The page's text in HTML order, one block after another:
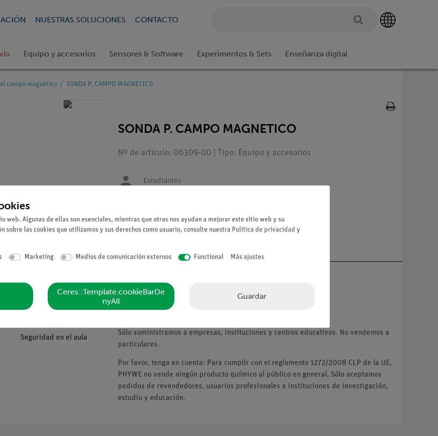
NUESTRAS SOLUCIONES CONTACTO
Equipo y accesorios Sensores & Software Experimentos & Sets Enseñanza digital
campo magnético SONDA P. CAMPO MAGNETICO
SONDA P. CAMPO MAGNETICO
Nº de artículo: 06309-00 | Tipo: Equipo y accesorios
Estudiantes
Solicitar una oferta
Compañía
Política de calidad
Seguridad en el aula
Tenga en cuenta
Sólo suministramos a empresas, instituciones y centros educativos. No vendemos a
particulares.
Por favor, tenga en cuenta: Para cumplir con el reglamento 1272/2008 CLP de la UE,
PHYWE no vende ningún producto químico al público en general. Sólo aceptamos
pedidos de revendedores, usuarios profesionales e instituciones de investigación,
estudio y educación.
web. Algunas de ellas son esenciales, mientras que otras nos ayudan a mejorar este sitio web y su
sobre las cookies que utilizamos y sus derechos como usuario, consulte nuestra Política de privacidad y
Marketing Medios de comunicación externos Functional Más ajustes
Ceres::Template.cookieBarDe
nyAll
Guardar